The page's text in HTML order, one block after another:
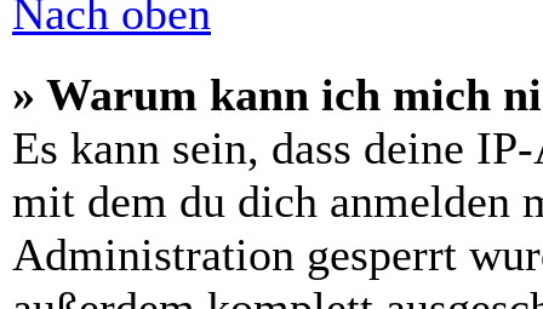
Nach oben
» Warum kann ich mich
Es kann sein, dass deine
mit dem du dich anmelden
Administration gesperrt